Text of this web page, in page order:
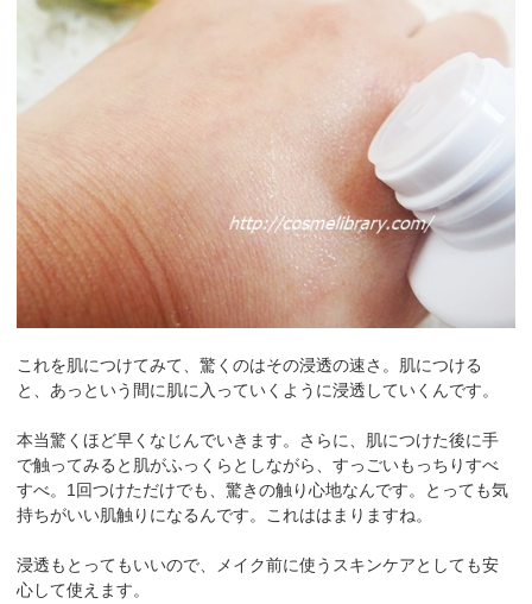
これを肌につけてみて、驚くのはその浸透の速さ。肌につける
と、あっという間に肌に入っていくように浸透していくんです。
本当驚くほど早くなじんでいきます。さらに、肌につけた後に手
で触ってみると肌がふっくらとしながら、すっごいもっちりすべ
すべ。1回つけただけでも、驚きの触り心地なんです。とっても気
持ちがいい肌触りになるんです。これははまりますね。
浸透もとってもいいので、メイク前に使うスキンケアとしても安
心して使えます。